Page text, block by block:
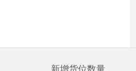
新增货位数量